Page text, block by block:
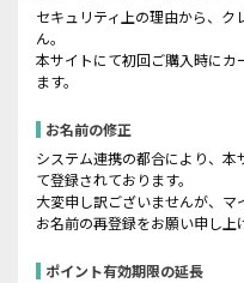
セキュリティ上の理由から、
ん。
本サイトにて初回ご購入時に
ます。
お名前の修正
システム連携の都合により、
て登録されております。
大変申し訳ございませんが、
お名前の再登録をお願い申し上
ポイント有効期限の延長